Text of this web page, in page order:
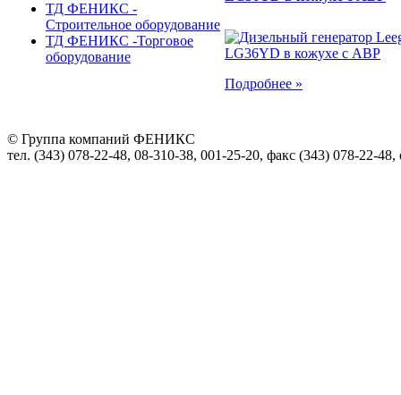
ТД ФЕНИКС -
Строительное оборудование
ТД ФЕНИКС -Торговое
оборудование
Подробнее »
© Группа компаний ФЕНИКС
тел. (343) 078-22-48, 08-310-38, 001-25-20, факс (343) 078-22-